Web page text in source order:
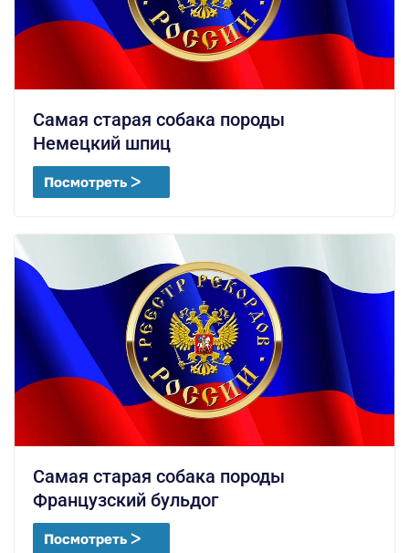
Самая старая собака породы
Немецкий шпиц
Посмотреть ᐳ
Самая старая собака породы
Французский бульдог
Посмотреть ᐳ